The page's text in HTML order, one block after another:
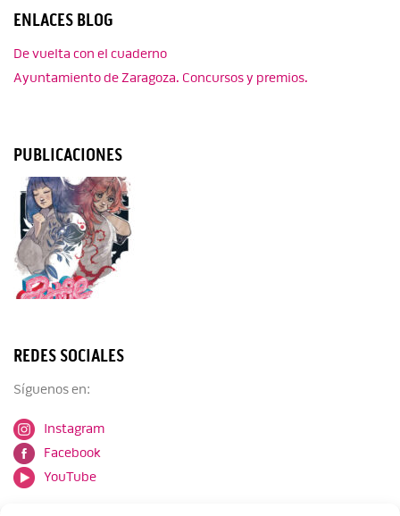
ENLACES BLOG
De vuelta con el cuaderno
Ayuntamiento de Zaragoza. Concursos y premios.
PUBLICACIONES
REDES SOCIALES
Síguenos en:
Instagram
Facebook
YouTube